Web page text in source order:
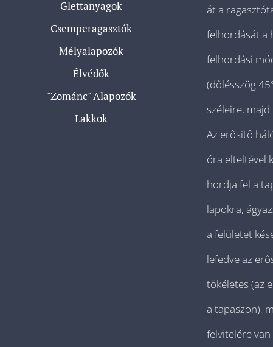
Glettanyagok
Csemperagasztók
Mélyalapozók
Élvédők
"Zománc" Alapozók
Lakkok
át a
felhordását a
felhordási
(dôlésszög
széleire,
Az erôsítô
óra elteltével
hordja fel a
lapokra,
a felületet
lefedve az
tökéletes (az
a tapaszon),
felvitelére